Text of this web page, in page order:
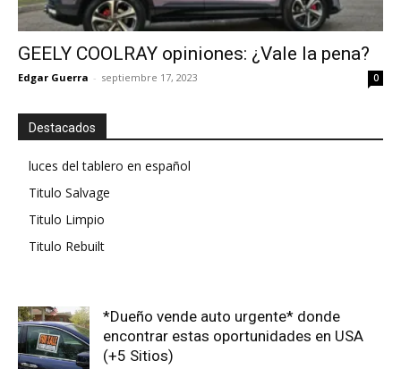
GEELY COOLRAY opiniones: ¿Vale la pena?
Edgar Guerra - septiembre 17, 2023 0
Destacados
luces del tablero en español
Titulo Salvage
Titulo Limpio
Titulo Rebuilt
*Dueño vende auto urgente* donde
encontrar estas oportunidades en USA
(+5 Sitios)